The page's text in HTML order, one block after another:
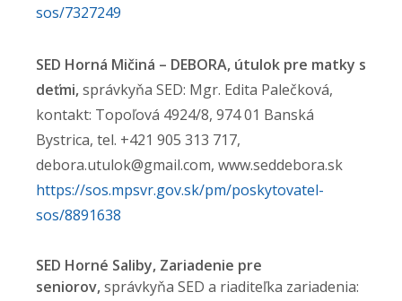
sos/7327249
SED Horná Mičiná – DEBORA, útulok pre matky s
deťmi,správkyňa SED: Mgr. Edita Palečková,
kontakt: Topoľová 4924/8, 974 01 Banská
Bystrica, tel. +421 905 313 717,
debora.utulok@gmail.com, www.seddebora.sk
https://sos.mpsvr.gov.sk/pm/poskytovatel-
sos/8891638
SED Horné Saliby, Zariadenie pre
seniorov,správkyňa SED a riaditeľka zariadenia: